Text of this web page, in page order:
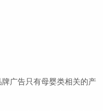
广告只有母婴类相关的产